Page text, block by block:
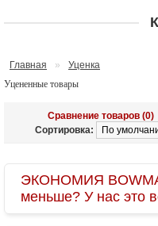
Главная »
Уценка
Уцененные товары
Сравнение товаров (0)
Сортировка:
ЭКОНОМИЯ
меньше? У нас это